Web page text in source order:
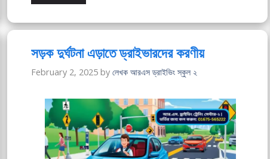
সড়ক দুর্ঘটনা এড়াতে ড্রাইভারদের করণীয়
February 2, 2025 by লেখক আরএস ড্রাইভিং স্কুল ২